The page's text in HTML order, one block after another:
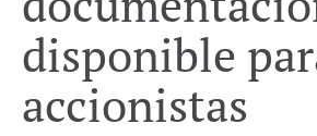
disponible
accionistas